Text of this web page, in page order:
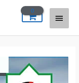
المحتوى
القائمة
الرئيسية